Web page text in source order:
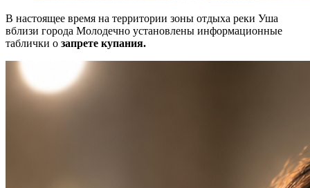
В настоящее время на территории зоны отдыха реки Уша
вблизи города Молодечно установлены информационные
таблички о запрете купания.